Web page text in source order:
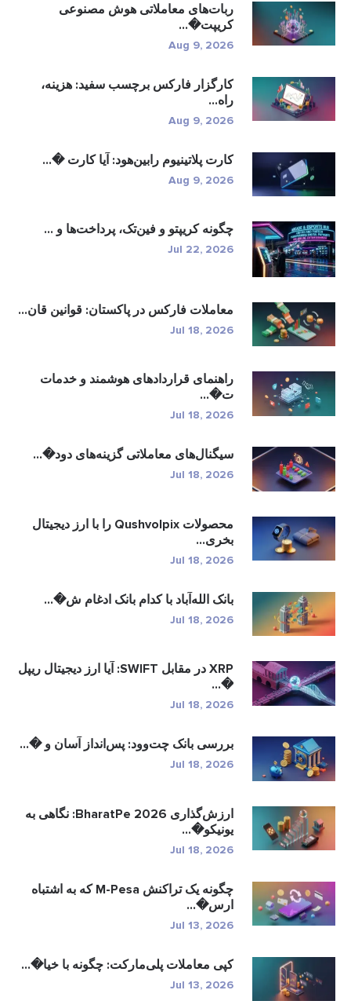
ربات‌های معاملاتی هوش مصنوعی
کریپت�...
Aug 9, 2026
کارگزار فارکس برچسب سفید: هزینه،
راه...
Aug 9, 2026
کارت پلاتینیوم رابین‌هود: آیا کارت �...
Aug 9, 2026
چگونه کریپتو و فین‌تک، پرداخت‌ها و ...
Jul 22, 2026
معاملات فارکس در پاکستان: قوانین قان...
Jul 18, 2026
راهنمای قراردادهای هوشمند و خدمات
ت�...
Jul 18, 2026
سیگنال‌های معاملاتی گزینه‌های دود�...
Jul 18, 2026
محصولات Qushvolpix را با ارز دیجیتال
بخری...
Jul 18, 2026
بانک الله‌آباد با کدام بانک ادغام ش�...
Jul 18, 2026
XRP در مقابل SWIFT: آیا ارز دیجیتال ریپل
�...
Jul 18, 2026
بررسی بانک چت‌وود: پس‌انداز آسان و �...
Jul 18, 2026
ارزش‌گذاری BharatPe 2026: نگاهی به
یونیکو�...
Jul 18, 2026
چگونه یک تراکنش M-Pesa که به اشتباه
ارس�...
Jul 13, 2026
کپی معاملات پلی‌مارکت: چگونه با خیا�...
Jul 13, 2026